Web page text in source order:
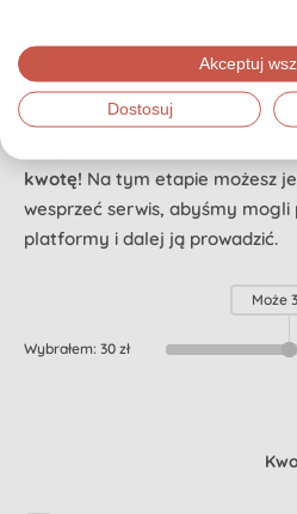
kwotę! Na tym etapie możesz
wesprzeć serwis, abyśmy mogli
platformy i dalej ją prowadzić.
Wybrałem: 30 zł
Może
Akceptuj
Dostosuj